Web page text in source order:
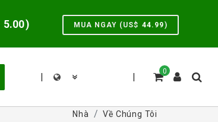
5.00) MUA NGAY (US$ 44.99)
0
|
|
Nhà Về Chúng Tôi